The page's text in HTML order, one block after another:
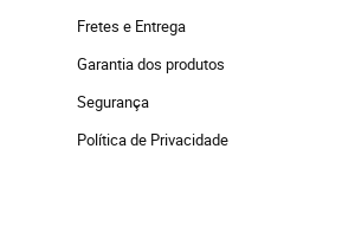
Fretes e Entrega
Garantia dos produtos
Segurança
Política de Privacidade